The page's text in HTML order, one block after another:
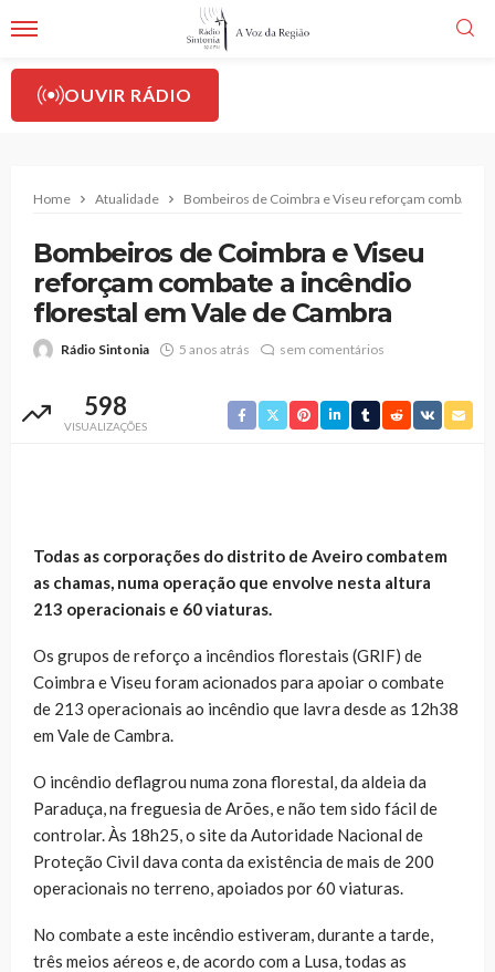
OUVIR RÁDIO
Home Atualidade Bombeiros de Coimbra e Viseu reforçam combate
Bombeiros de Coimbra e Viseu
reforçam combate a incêndio
florestal em Vale de Cambra
Rádio Sintonia 5 anos atrás sem comentários
598
VISUALIZAÇÕES
Todas as corporações do distrito de Aveiro combatem
as chamas, numa operação que envolve nesta altura
213 operacionais e 60 viaturas.
Os grupos de reforço a incêndios florestais (GRIF) de
Coimbra e Viseu foram acionados para apoiar o combate
de 213 operacionais ao incêndio que lavra desde as 12h38
em Vale de Cambra.
O incêndio deflagrou numa zona florestal, da aldeia da
Paraduça, na freguesia de Arões, e não tem sido fácil de
controlar. Às 18h25, o site da Autoridade Nacional de
Proteção Civil dava conta da existência de mais de 200
operacionais no terreno, apoiados por 60 viaturas.
No combate a este incêndio estiveram, durante a tarde,
três meios aéreos e, de acordo com a Lusa, todas as